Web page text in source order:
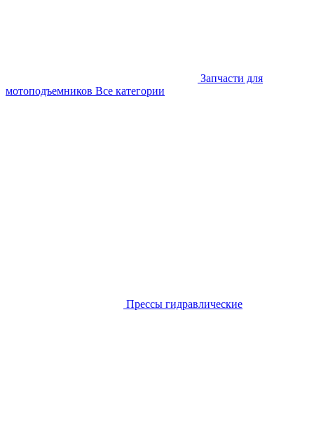
Запчасти для
мотоподъемников Все категории
Прессы гидравлические